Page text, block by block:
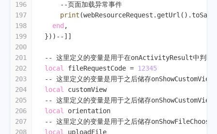
196
197
198
199
200
201
202
203
204
205
206
207
208
--页面加载异常事件
print
end ,
  }))
--]]
-- 这里定义的变量是用于在onActivityResult中判断
local
fileRequestCode = 12345
-- 这里定义的变量是用于之后储存onShowCustomView
local
customView
-- 这里定义的变量是用于之后储存onShowCustomView
local
orientation
-- 这里定义的变量是用于之后储存
local
uploadFile